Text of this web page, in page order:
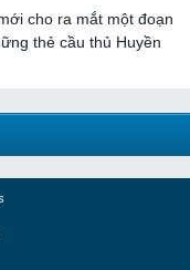
cho ra mắt một đoạn
thẻ cầu thủ Huyền